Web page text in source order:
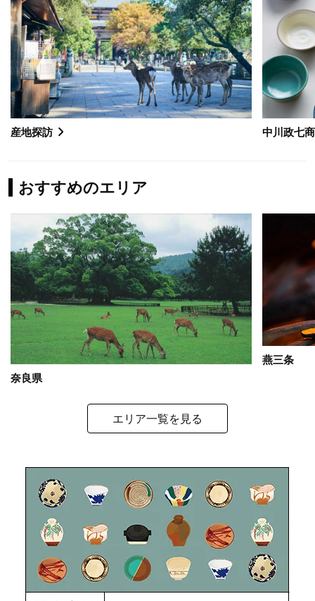
産地探訪 中川政七
おすすめのエリア
奈良県
燕三条
エリア一覧を見る